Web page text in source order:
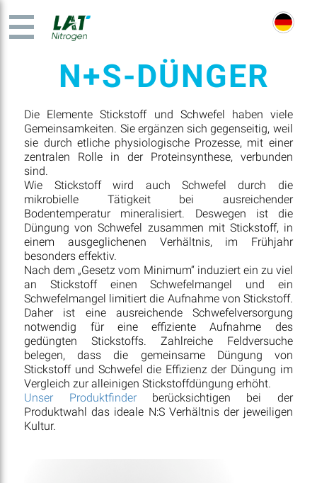
N+S-DÜNGER
Die Elemente Stickstoff und Schwefel haben viele
Gemeinsamkeiten. Sie ergänzen sich gegenseitig, weil
sie durch etliche physiologische Prozesse, mit einer
zentralen Rolle in der Proteinsynthese, verbunden
sind.
Wie Stickstoff wird auch Schwefel durch die
mikrobielle Tätigkeit bei ausreichender
Bodentemperatur mineralisiert. Deswegen ist die
Düngung von Schwefel zusammen mit Stickstoff, in
einem ausgeglichenen Verhältnis, im Frühjahr
besonders effektiv.
Nach dem „Gesetz vom Minimum“ induziert ein zu viel
an Stickstoff einen Schwefelmangel und ein
Schwefelmangel limitiert die Aufnahme von Stickstoff.
Daher ist eine ausreichende Schwefelversorgung
notwendig für eine effiziente Aufnahme des
gedüngten Stickstoffs. Zahlreiche Feldversuche
belegen, dass die gemeinsame Düngung von
Stickstoff und Schwefel die Effizienz der Düngung im
Vergleich zur alleinigen Stickstoffdüngung erhöht.
Unser Produktfinderberücksichtigen bei der
Produktwahl das ideale N:S Verhältnis der jeweiligen
Kultur.